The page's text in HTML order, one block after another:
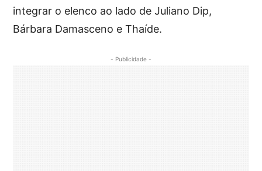
integrar o elenco ao lado de Juliano Dip,
Bárbara Damasceno e Thaíde.
- Publicidade -